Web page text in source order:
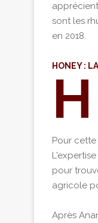
sont les
en 2018.
HONEY :
H
Pour
pour
agricole
Après